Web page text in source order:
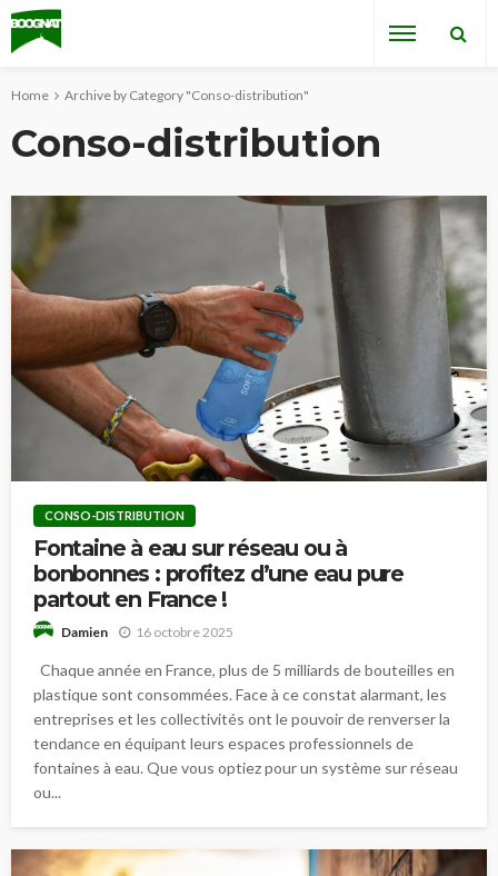
Home Archive by Category "Conso-distribution"
Conso-distribution
CONSO-DISTRIBUTION
Fontaine à eau sur réseau ou à
bonbonnes : profitez d’une eau pure
partout en France !
Damien 16 octobre 2025
Chaque année en France, plus de 5 milliards de bouteilles en
plastique sont consommées. Face à ce constat alarmant, les
entreprises et les collectivités ont le pouvoir de renverser la
tendance en équipant leurs espaces professionnels de
fontaines à eau. Que vous optiez pour un système sur réseau
ou...